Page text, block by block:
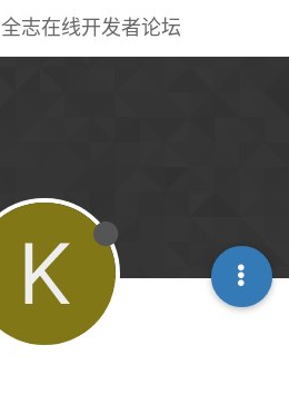
全志在线开发者论坛
K